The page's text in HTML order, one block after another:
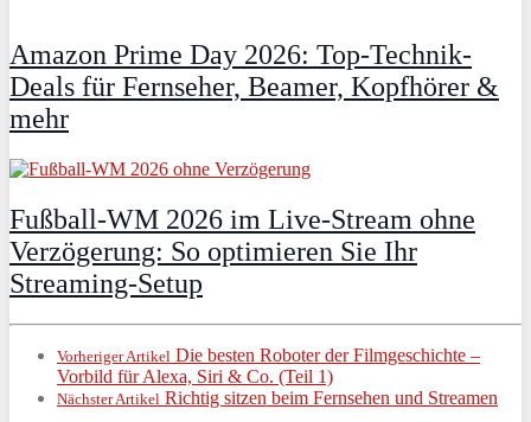
Amazon Prime Day 2026: Top-Technik-
Deals für Fernseher, Beamer, Kopfhörer &
mehr
Fußball-WM 2026 im Live-Stream ohne
Verzögerung: So optimieren Sie Ihr
Streaming-Setup
Vorheriger Artikel Die besten Roboter der Filmgeschichte –
Vorbild für Alexa, Siri & Co. (Teil 1)
Nächster Artikel Richtig sitzen beim Fernsehen und Streamen